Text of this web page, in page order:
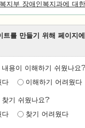
지부 장애인복지과에 대
트를 만들기 위해 페이지
내용이 이해하기 쉬웠나요?
다 이해하기 어려웠다
찾기 쉬웠나요?
다 찾기 어려웠다